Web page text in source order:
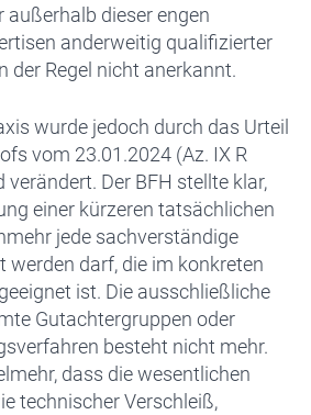
dieser engen
anderweitig qualifizierter
der Regel nicht anerkannt.
wurde jedoch durch das Urteil
vom 23.01.2024 (Az. IX R
Der BFH stellte klar,
einer kürzeren tatsächlichen
jede sachverständige
werden darf, die im konkreten
ist. Die ausschließliche
Gutachtergruppen oder
besteht nicht mehr.
dass die wesentlichen
technischer Verschleiß,